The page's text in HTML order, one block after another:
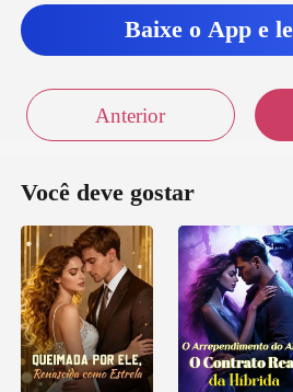
Baixe o App e
Anterior
Você deve gostar